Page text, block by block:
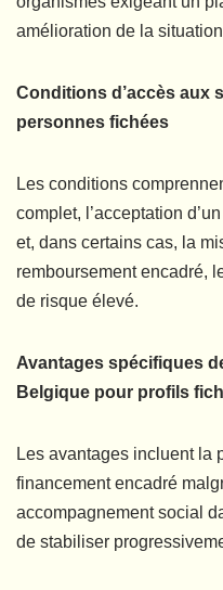
amélioration de la
Conditions d’accès aux
personnes fichées
Les conditions
complet, l’acceptation
et, dans certains cas, la
remboursement encadré,
de risque élevé.
Avantages spécifiques
Belgique pour profils
Les avantages incluent la
financement encadré
accompagnement social
de stabiliser